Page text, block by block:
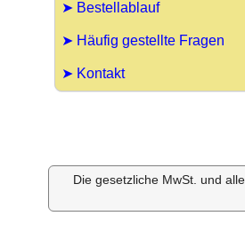
➤ Bestellablauf
➤ Häufig gestellte Fragen
➤ Kontakt
Die gesetzliche MwSt. und